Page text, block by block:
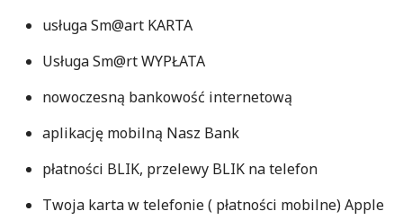
usługa Sm@art KARTA
Usługa Sm@rt WYPŁATA
nowoczesną bankowość internetową
aplikację mobilną Nasz Bank
płatności BLIK, przelewy BLIK na telefon
Twoja karta w telefonie ( płatności mobilne) Apple